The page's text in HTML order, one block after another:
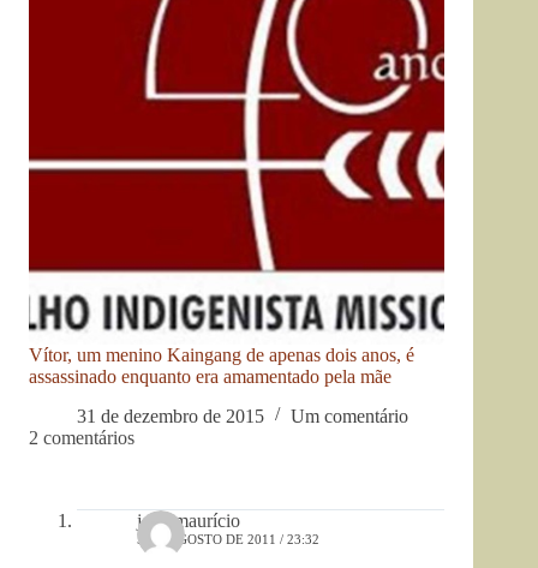
Vítor, um menino Kaingang de apenas dois anos, é
assassinado enquanto era amamentado pela mãe
31 de dezembro de 2015
Um comentário
2 comentários
joão maurício
5 DE AGOSTO DE 2011 / 23:32